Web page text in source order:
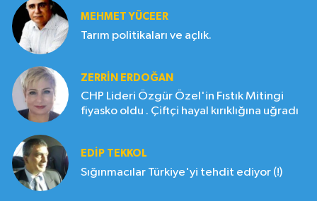
MEHMET YÜCEER
Tarım politikaları ve açlık.
ZERRIN ERDOĞAN
CHP Lideri Özgür Özel'in Fıstık Mitingi
fiyasko oldu . Çiftçi hayal kırıklığına uğradı
EDIP TEKKOL
Sığınmacılar Türkiye'yi tehdit ediyor (!)